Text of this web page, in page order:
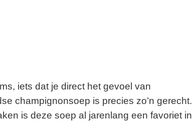
iets dat je direct het gevoel van
champignonsoep is precies zo’n gerecht.
is deze soep al jarenlang een favoriet in